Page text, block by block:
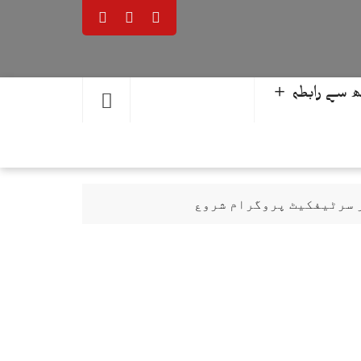
سے رابطہ ＋
سرٹیفکیٹ پروگرام شروع